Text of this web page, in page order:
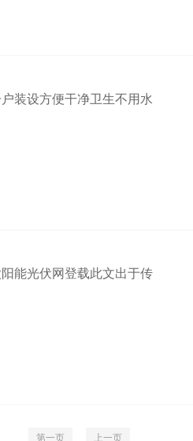
装设方便干净卫生不用水
能光伏网登载此文出于传
第一页
上一页